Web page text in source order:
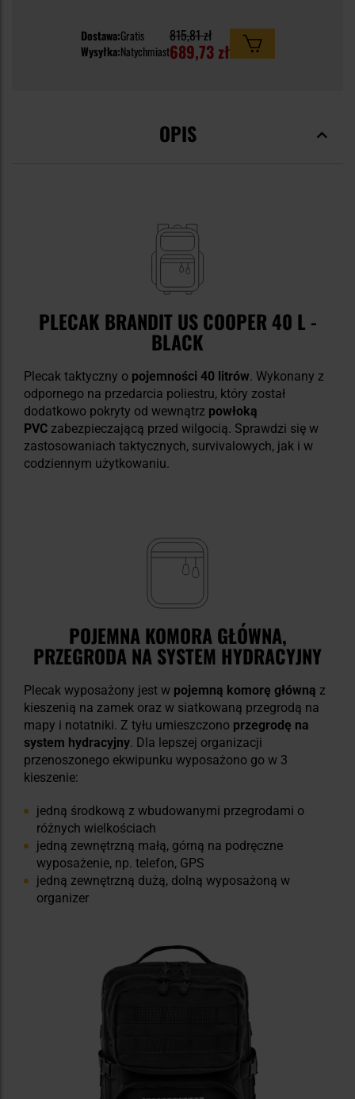
Dostawa:Gratis
Wysyłka:Natychmiast
815,81 zł
689,73 zł
OPIS
PLECAK BRANDIT US COOPER 40 L -
BLACK
Plecak taktyczny o pojemności 40 litrów. Wykonany z
odpornego na przedarcia poliestru, który został
dodatkowo pokryty od wewnątrz powłoką
PVC zabezpieczającą przed wilgocią. Sprawdzi się w
zastosowaniach taktycznych, survivalowych, jak i w
codziennym użytkowaniu.
POJEMNA KOMORA GŁÓWNA,
PRZEGRODA NA SYSTEM HYDRACYJNY
Plecak wyposażony jest w pojemną komorę główną z
kieszenią na zamek oraz w siatkowaną przegrodą na
mapy i notatniki. Z tyłu umieszczono przegrodę na
system hydracyjny. Dla lepszej organizacji
przenoszonego ekwipunku wyposażono go w 3
kieszenie:
jedną środkową z wbudowanymi przegrodami o
różnych wielkościach
jedną zewnętrzną małą, górną na podręczne
wyposażenie, np. telefon, GPS
jedną zewnętrzną dużą, dolną wyposażoną w
organizer